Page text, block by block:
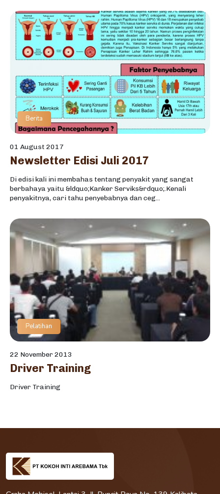
Berita
01 August 2017
Newsletter Edisi Juli 2017
Di edisi kali ini membahas tentang penyakit yang sangat
berbahaya yaitu &ldquo;Kanker Serviks&rdquo;.Kenali
penyakitnya, cari tahu penyebabnya dan ceg...
Pelatihan
22 November 2013
Driver Training
Driver Training